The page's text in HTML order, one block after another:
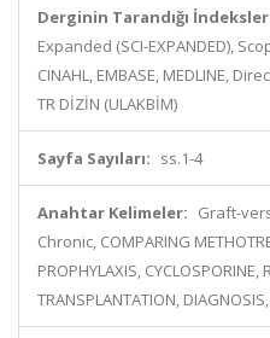
Derginin Tarandığı
Expanded (SCI-EXPANDED),
CINAHL, EMBASE, MEDLINE,
TR DİZİN (ULAKBİM)
Sayfa Sayıları: ss.1-4
Anahtar Kelimeler: Graft-
Chronic, COMPARING
PROPHYLAXIS, CYCLOSPORINE,
TRANSPLANTATION,